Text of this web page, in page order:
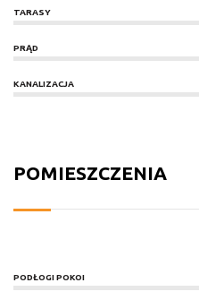
TARASY
PRĄD
KANALIZACJA
POMIESZCZENIA
PODŁOGI POKOI